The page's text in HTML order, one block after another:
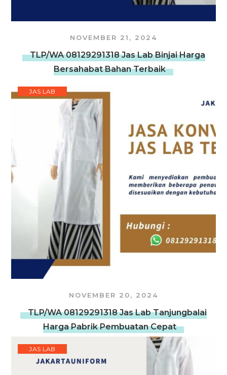
NOVEMBER 21, 2024
TLP/WA 08129291318 Jas Lab Binjai Harga
Bersahabat Bahan Terbaik
JAS LAB
NOVEMBER 20, 2024
TLP/WA 08129291318 Jas Lab Tanjungbalai
Harga Pabrik Pembuatan Cepat
JAS LAB